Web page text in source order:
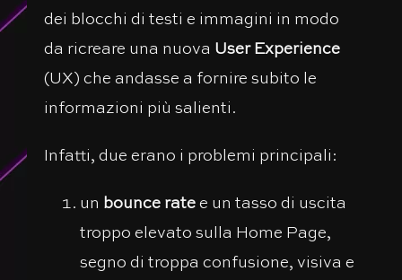
dei blocchi di testi e immagini in modo
da ricreare una nuova User Experience
(UX) che andasse a fornire subito le
informazioni più salienti.
Infatti, due erano i problemi principali:
un bounce rate e un tasso di uscita
troppo elevato sulla Home Page,
segno di troppa confusione, visiva e